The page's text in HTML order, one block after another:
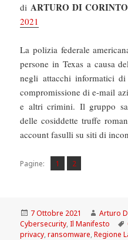
di ARTURO DI
2021
La polizia federale
persone in Texas a causa
negli attacchi informatici
compromissione di e-mail
e altri crimini. Il gruppo
delle cosiddette truffe
account fasulli su siti di
Pagine: Pagina
1 ,
Pagina
2
Scritto
il
7 Ottobre 2021 Autore
Arturo
Cybersecurity,Il Manifesto
privacy,ransomware,Regione